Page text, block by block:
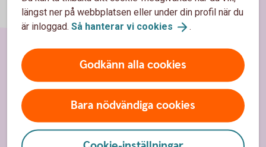
längst ner på webbplatsen eller under din profil när du
är inloggad. Så hanterar vi cookies .
Godkänn alla cookies
Bara nödvändiga cookies
Sidfot
Hitta snabbt
Kontakta oss
Spärrhjälp